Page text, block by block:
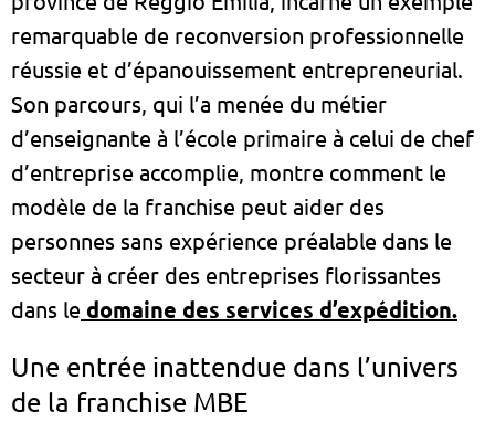
remarquable de reconversion professionnelle
réussie et d’épanouissement entrepreneurial.
Son parcours, qui l’a menée du métier
d’enseignante à l’école primaire à celui de chef
d’entreprise accomplie, montre comment le
modèle de la franchise peut aider des
personnes sans expérience préalable dans le
secteur à créer des entreprises florissantes
dans le domaine des services d’expédition.
Une entrée inattendue dans l’univers
de la franchise MBE